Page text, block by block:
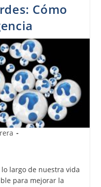
Cómo
largo de nuestra vida
para mejorar la